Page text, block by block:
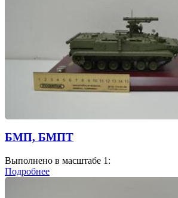
БМП, БМПТ
Выполнено в масштабе 1:
Подробнее